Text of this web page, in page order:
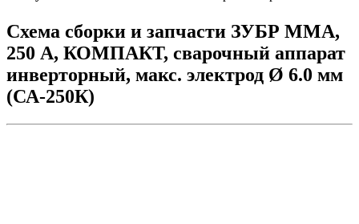
Схема сборки и запчасти ЗУБР ММА,
250 А, КОМПАКТ, сварочный аппарат
инверторный, макс. электрод Ø 6.0 мм
(СА-250К)